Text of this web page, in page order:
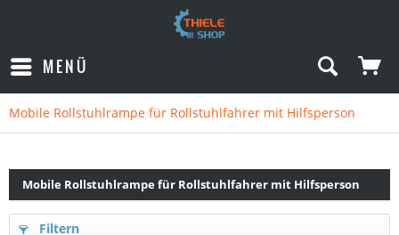
MENÜ
Mobile Rollstuhlrampe für Rollstuhlfahrer mit Hilfsperson
Mobile Rollstuhlrampe für Rollstuhlfahrer mit Hilfsperson
Filtern